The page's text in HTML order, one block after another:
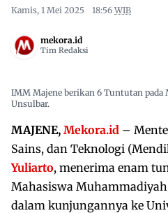
Unsulbar
Kamis, 1 Mei 2025 18:56 WIB
mekora.id
Tim Redaksi
IMM Majene berikan 6 Tuntutan pada
Unsulbar.
MAJENE, Mekora.id –
Sains, dan Teknologi
Yuliarto, menerima enam
Mahasiswa
dalam kunjungannya ke